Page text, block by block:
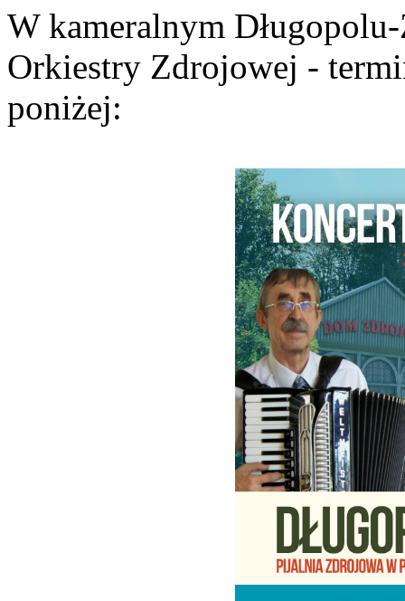
W kameralnym
Orkiestry Zdrojowej -
poniżej: